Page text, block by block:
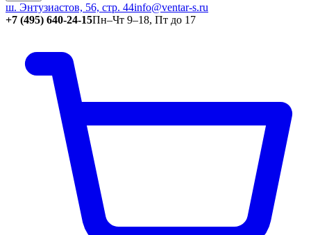
ш. Энтузиастов, 56, стр. 44info@ventar-s.ru
+7 (495) 640-24-15Пн–Чт 9–18, Пт до 17